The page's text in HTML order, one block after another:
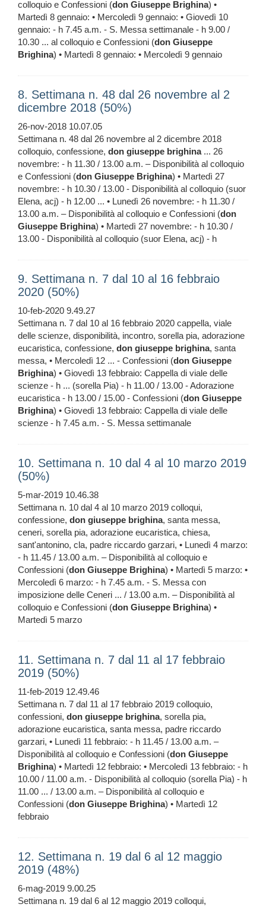
colloquio e Confessioni (don Giuseppe Brighina) •
Martedì 8 gennaio: • Mercoledì 9 gennaio: • Giovedì 10
gennaio: - h 7.45 a.m. - S. Messa settimanale - h 9.00 /
10.30 ... al colloquio e Confessioni (don Giuseppe
Brighina) • Martedì 8 gennaio: • Mercoledì 9 gennaio
8. Settimana n. 48 dal 26 novembre al 2
dicembre 2018 (50%)
26-nov-2018 10.07.05
Settimana n. 48 dal 26 novembre al 2 dicembre 2018
colloquio, confessione, don giuseppe brighina... 26
novembre: - h 11.30 / 13.00 a.m. – Disponibilità al colloquio
e Confessioni (don Giuseppe Brighina) • Martedì 27
novembre: - h 10.30 / 13.00 - Disponibilità al colloquio (suor
Elena, acj) - h 12.00 ... • Lunedì 26 novembre: - h 11.30 /
13.00 a.m. – Disponibilità al colloquio e Confessioni (don
Giuseppe Brighina) • Martedì 27 novembre: - h 10.30 /
13.00 - Disponibilità al colloquio (suor Elena, acj) - h
9. Settimana n. 7 dal 10 al 16 febbraio
2020 (50%)
10-feb-2020 9.49.27
Settimana n. 7 dal 10 al 16 febbraio 2020 cappella, viale
delle scienze, disponibilità, incontro, sorella pia, adorazione
eucaristica, confessione, don giuseppe brighina, santa
messa, • Mercoledì 12 ... - Confessioni (don Giuseppe
Brighina) • Giovedì 13 febbraio: Cappella di viale delle
scienze - h ... (sorella Pia) - h 11.00 / 13.00 - Adorazione
eucaristica - h 13.00 / 15.00 - Confessioni (don Giuseppe
Brighina) • Giovedì 13 febbraio: Cappella di viale delle
scienze - h 7.45 a.m. - S. Messa settimanale
10. Settimana n. 10 dal 4 al 10 marzo 2019
(50%)
5-mar-2019 10.46.38
Settimana n. 10 dal 4 al 10 marzo 2019 colloqui,
confessione, don giuseppe brighina, santa messa,
ceneri, sorella pia, adorazione eucaristica, chiesa,
sant'antonino, cla, padre riccardo garzari, • Lunedì 4 marzo:
- h 11.45 / 13.00 a.m. – Disponibilità al colloquio e
Confessioni (don Giuseppe Brighina) • Martedì 5 marzo: •
Mercoledì 6 marzo: - h 7.45 a.m. - S. Messa con
imposizione delle Ceneri ... / 13.00 a.m. – Disponibilità al
colloquio e Confessioni (don Giuseppe Brighina) •
Martedì 5 marzo
11. Settimana n. 7 dal 11 al 17 febbraio
2019 (50%)
11-feb-2019 12.49.46
Settimana n. 7 dal 11 al 17 febbraio 2019 colloquio,
confessioni, don giuseppe brighina, sorella pia,
adorazione eucaristica, santa messa, padre riccardo
garzari, • Lunedì 11 febbraio: - h 11.45 / 13.00 a.m. –
Disponibilità al colloquio e Confessioni (don Giuseppe
Brighina) • Martedì 12 febbraio: • Mercoledì 13 febbraio: - h
10.00 / 11.00 a.m. - Disponibilità al colloquio (sorella Pia) - h
11.00 ... / 13.00 a.m. – Disponibilità al colloquio e
Confessioni (don Giuseppe Brighina) • Martedì 12
febbraio
12. Settimana n. 19 dal 6 al 12 maggio
2019 (48%)
6-mag-2019 9.00.25
Settimana n. 19 dal 6 al 12 maggio 2019 colloqui,